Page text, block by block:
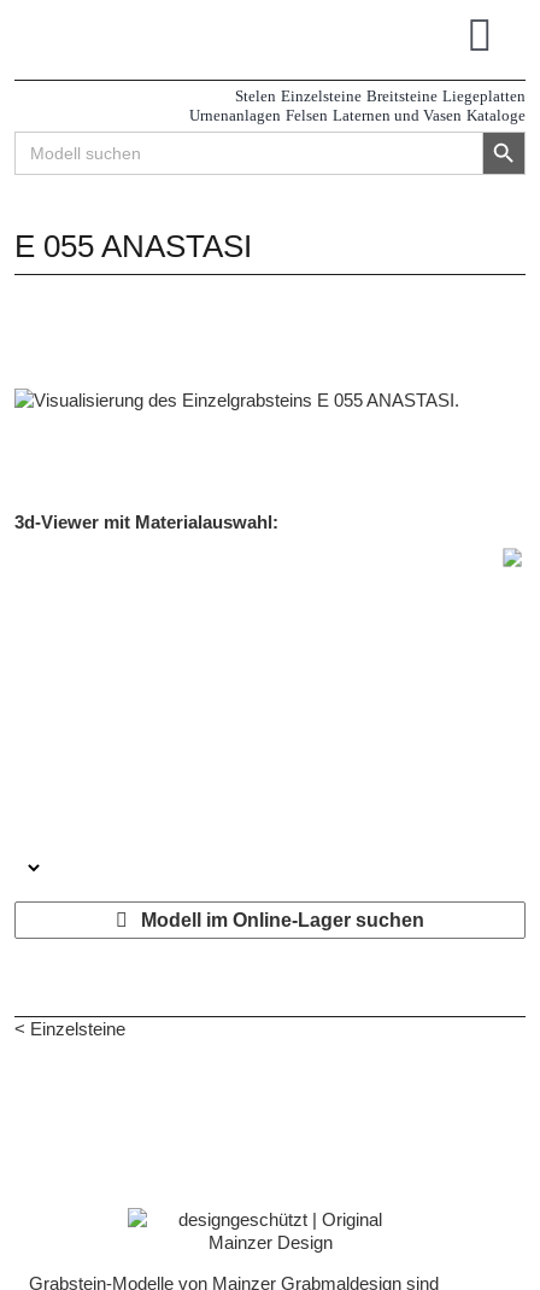
Stelen Einzelsteine Breitsteine Liegeplatten
Urnenanlagen Felsen Laternen und Vasen Kataloge
Search
for:
Search Button
E 055 ANASTASI
3d-Viewer mit Materialauswahl:
Modell im Online-Lager suchen
< Einzelsteine
Grabstein-Modelle von Mainzer Grabmaldesign sind